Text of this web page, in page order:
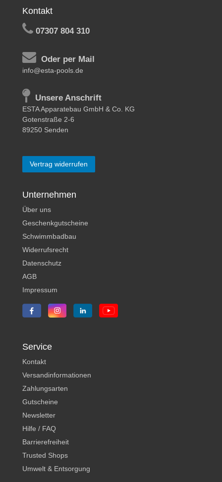
Kontakt
07307 804 310
Oder per Mail
info@esta-pools.de
Unsere Anschrift
ESTA Apparatebau GmbH & Co. KG
Gotenstraße 2-6
89250 Senden
Vertrag widerrufen
Unternehmen
Über uns
Geschenkgutscheine
Schwimmbadbau
Widerrufsrecht
Datenschutz
AGB
Impressum
Service
Kontakt
Versandinformationen
Zahlungsarten
Gutscheine
Newsletter
Hilfe / FAQ
Barrierefreiheit
Trusted Shops
Umwelt & Entsorgung